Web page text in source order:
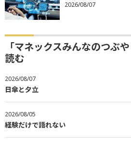
2026/08/07
「マネックスみんなのつぶ
読む
2026/08/07
日傘と夕立
2026/08/05
経験だけで語れない